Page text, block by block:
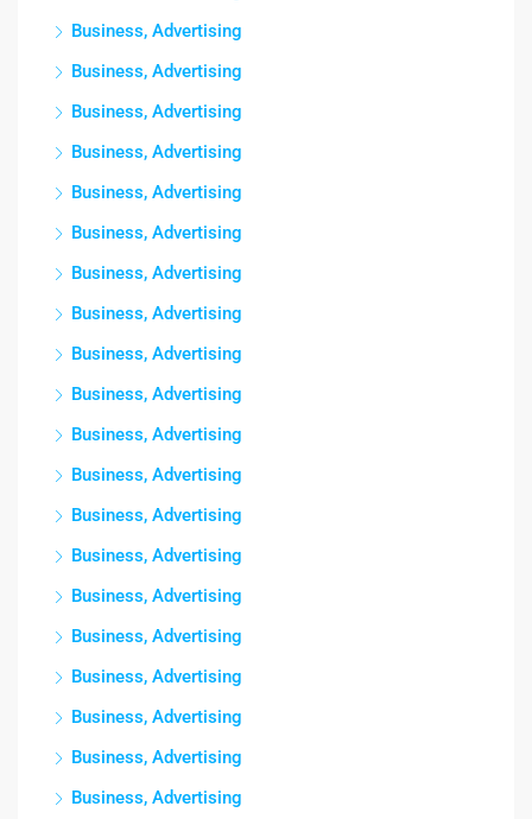
Business, Advertising
Business, Advertising
Business, Advertising
Business, Advertising
Business, Advertising
Business, Advertising
Business, Advertising
Business, Advertising
Business, Advertising
Business, Advertising
Business, Advertising
Business, Advertising
Business, Advertising
Business, Advertising
Business, Advertising
Business, Advertising
Business, Advertising
Business, Advertising
Business, Advertising
Business, Advertising